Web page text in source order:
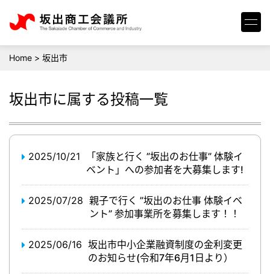
Home > 坂出市
坂出市に属する投稿一覧
2025/10/21
「家族と行く ”坂出のお仕事” 体験イ
ベント」への参加者を大募集します!
2025/07/28 親子で行く ”坂出のお仕事 体験イベ
ント” 参加事業所を募集します！！
2025/06/16 坂出市中小企業融資制度の金利変更
のお知らせ(令和7年6月1日より）